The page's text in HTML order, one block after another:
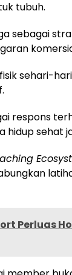
tubuh.
sebagai
sehari-
respons
hidup sehat
Perluas